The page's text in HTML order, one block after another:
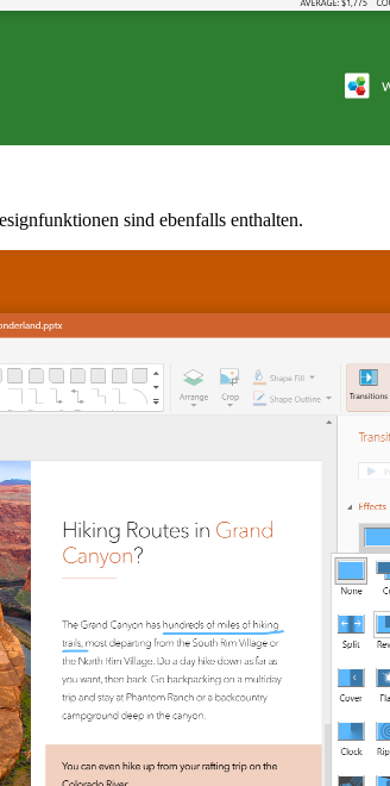
sind ebenfalls enthalten.